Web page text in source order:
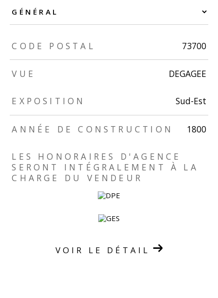
TRAD_ZEPHYR_Caracteristique TRAD_ZEPHYR_Valeurs
CODE POSTAL 73700
VUE DEGAGEE
TRAD_ZEPHYR_Caracteristique TRAD_ZEPHYR_Valeurs
EXPOSITION Sud-Est
ANNÉE DE CONSTRUCTION 1800
TRAD_ZEPHYR_Caracteristique TRAD_ZEPHYR_Valeurs
LES HONORAIRES D'AGENCE
SERONT INTÉGRALEMENT À LA
CHARGE DU VENDEUR
VOIR LE DÉTAIL